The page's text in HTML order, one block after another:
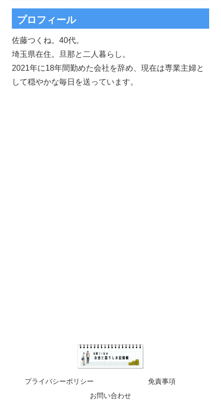
プロフィール
佐藤つくね。40代。
埼玉県在住。旦那と二人暮らし。
2021年に18年間勤めた会社を辞め、現在は専業主婦と
して穏やかな毎日を送っています。
プライバシーポリシー
免責事項
お問い合わせ